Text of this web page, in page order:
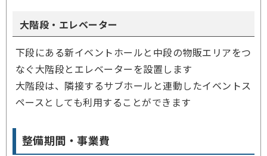
大階段・エレベーター
下段にある新イベントホールと中段の物販エリアをつ
なぐ大階段とエレベーターを設置します
大階段は、隣接するサブホールと連動したイベントス
ペースとしても利用することができます
整備期間・事業費